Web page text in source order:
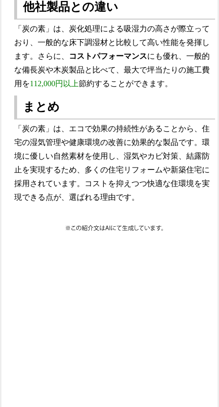
他社製品との違い
「炭の素」は、炭化処理による吸湿力の高さが際立って
おり、一般的な床下調湿材と比較して高い性能を発揮し
ます。さらに、 コストパフォーマンスにも優れ、一般的
な備長炭や木炭製品と比べて、最大で坪当たりの施工費
用を112,000円以上節約することができます。
まとめ
「炭の素」は、エコで効果の持続性があることから、住
宅の湿気管理や健康環境の改善に効果的な製品です。環
境に優しい自然素材を使用し、湿気やカビ対策、結露防
止を実現するため、多くの住宅リフォームや新築住宅に
採用されています。コストを抑えつつ快適な住環境を実
現できる点が、選ばれる理由です。